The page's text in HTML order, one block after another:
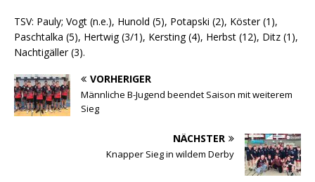
TSV: Pauly; Vogt (n.e.), Hunold (5), Potapski (2), Köster (1),
Paschtalka (5), Hertwig (3/1), Kersting (4), Herbst (12), Ditz (1),
Nachtigäller (3).
VORHERIGER
Männliche B-Jugend beendet Saison mit weiterem
Sieg
NÄCHSTER
Knapper Sieg in wildem Derby